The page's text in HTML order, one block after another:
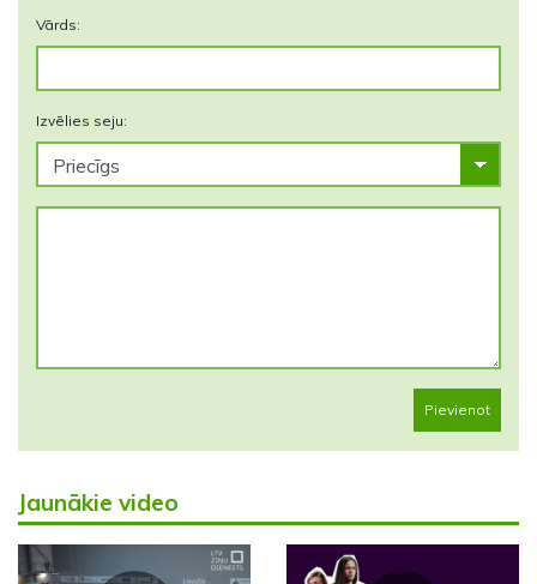
Vārds:
Izvēlies seju:
Pievienot
Jaunākie video